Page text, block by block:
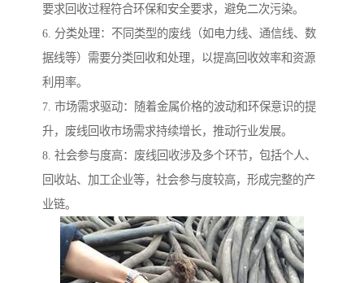
要求回收过程符合环保和安全要求，避免二次污染。
6. 分类处理：不同类型的废线（如电力线、通信线、数
据线等）需要分类回收和处理，以提高回收效率和资源
利用率。
7. 市场需求驱动：随着金属价格的波动和环保意识的提
升，废线回收市场需求持续增长，推动行业发展。
8. 社会参与度高：废线回收涉及多个环节，包括个人、
回收站、加工企业等，社会参与度较高，形成完整的产
业链。